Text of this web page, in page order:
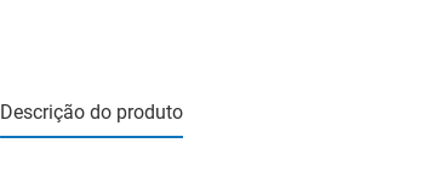
Descrição do produto